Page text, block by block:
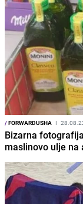
/FORWARDUSHA I
Bizarna
maslinovo ulje na